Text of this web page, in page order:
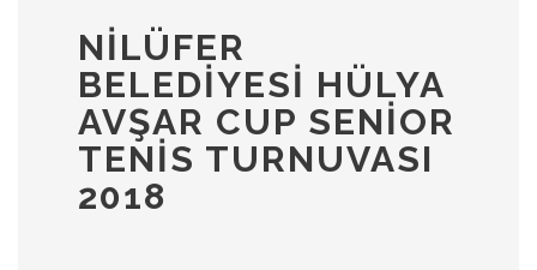
NILÜFER
BELEDIYESI HÜLYA
AVŞAR CUP SENIOR
TENIS TURNUVASI
2018